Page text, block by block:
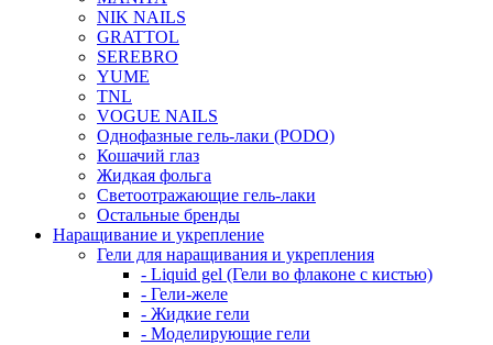
NIK NAILS
GRATTOL
SEREBRO
YUME
TNL
VOGUE NAILS
Однофазные гель-лаки (PODO)
Кошачий глаз
Жидкая фольга
Светоотражающие гель-лаки
Остальные бренды
Наращивание и укрепление
Гели для наращивания и укрепления
- Liquid gel (Гели во флаконе с кистью)
- Гели-желе
- Жидкие гели
- Моделирующие гели